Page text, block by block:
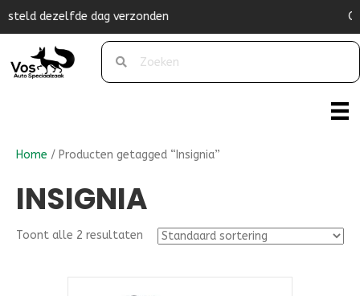
Home / Producten getagged “Insignia”
INSIGNIA
Toont alle 2 resultaten